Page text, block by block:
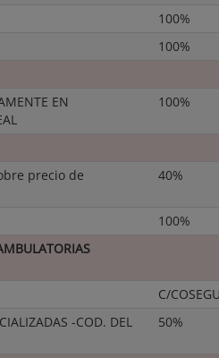
100%
100%
EN
100%
precio de
40%
100%
C/
-COD. DEL
50%